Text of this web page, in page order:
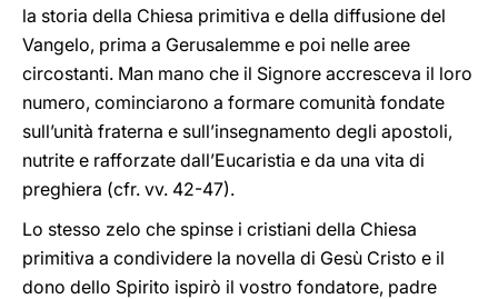
la storia della Chiesa primitiva e della diffusione del
Vangelo, prima a Gerusalemme e poi nelle aree
circostanti. Man mano che il Signore accresceva il loro
numero, cominciarono a formare comunità fondate
sull’unità fraterna e sull’insegnamento degli apostoli,
nutrite e rafforzate dall’Eucaristia e da una vita di
preghiera (cfr. vv. 42-47).
Lo stesso zelo che spinse i cristiani della Chiesa
primitiva a condividere la novella di Gesù Cristo e il
dono dello Spirito ispirò il vostro fondatore, padre